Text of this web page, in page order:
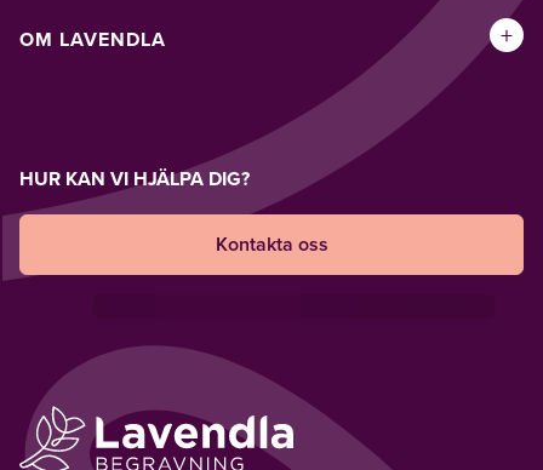
OM LAVENDLA +
HUR KAN VI HJÄLPA DIG?
Kontakta oss